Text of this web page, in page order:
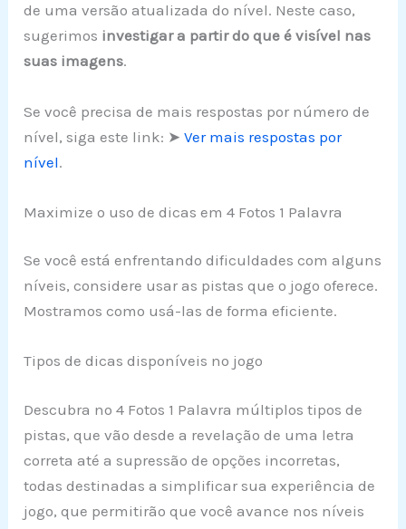
de uma versão atualizada do nível. Neste caso,
sugerimos investigar a partir do que é visível nas
suas imagens.
Se você precisa de mais respostas por número de
nível, siga este link: ➤Ver mais respostas por
nível.
Maximize o uso de dicas em 4 Fotos 1 Palavra
Se você está enfrentando dificuldades com alguns
níveis, considere usar as pistas que o jogo oferece.
Mostramos como usá-las de forma eficiente.
Tipos de dicas disponíveis no jogo
Descubra no 4 Fotos 1 Palavra múltiplos tipos de
pistas, que vão desde a revelação de uma letra
correta até a supressão de opções incorretas,
todas destinadas a simplificar sua experiência de
jogo, que permitirão que você avance nos níveis